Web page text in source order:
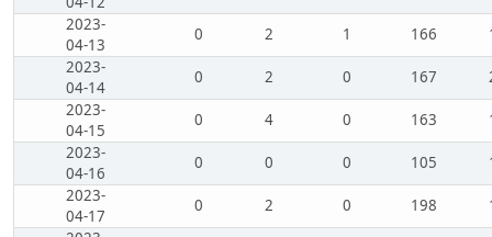
2023-
04-13
0 2 1 166
2023-
04-14
0 2 0 167
2023-
04-15
0 4 0 163
2023-
04-16
0 0 0 105
2023-
04-17
0 2 0 198